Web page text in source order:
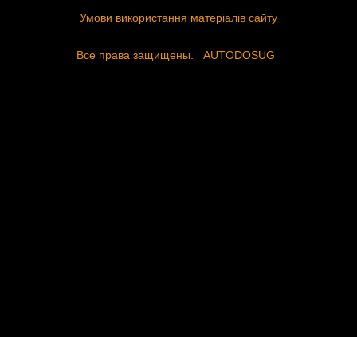
Умови використання матеріалів сайту
Все права защищены. AUTODOSUG